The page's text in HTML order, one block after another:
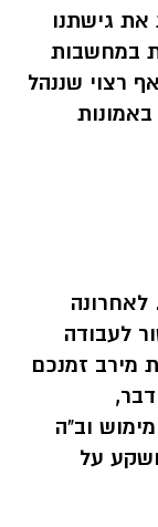
גישתנו
במחשבות
רצוי שננהל
באמונות
לעבודה
מירב זמנכם
וב"ה
על